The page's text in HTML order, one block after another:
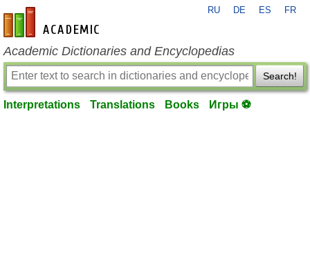
en-academic.com
RU DE ES FR
Academic Dictionaries and Encyclopedias
Search!
Interpretations Translations Books Игры ⚽